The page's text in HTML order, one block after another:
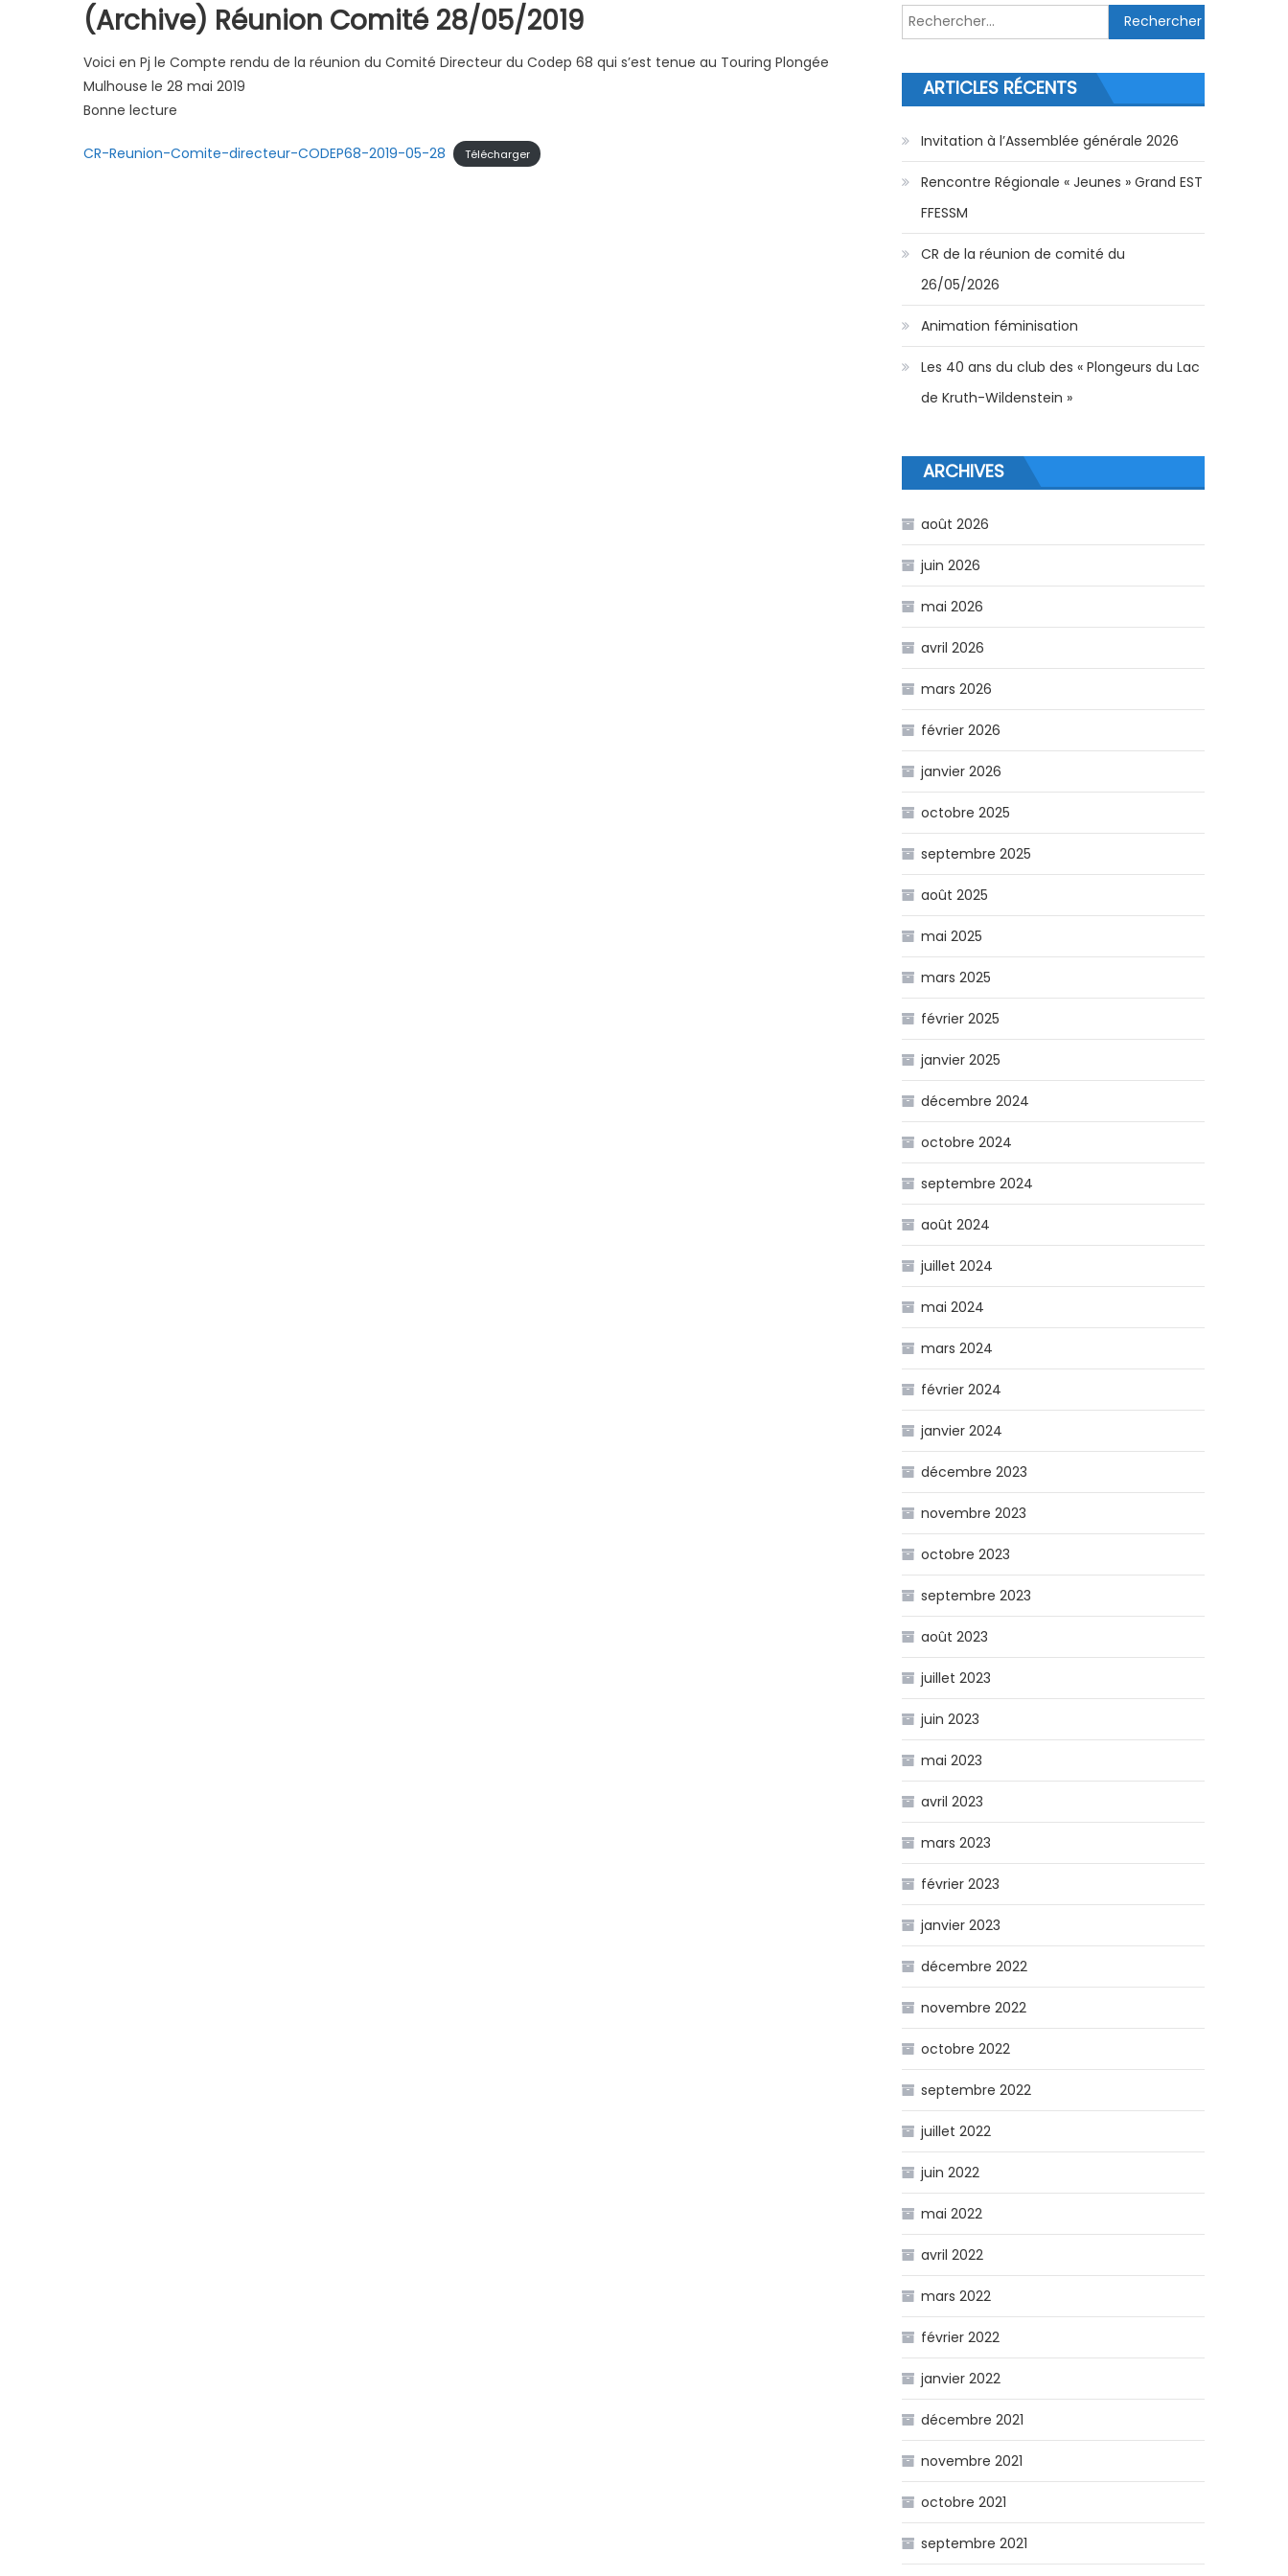
(Archive) Réunion Comité 28/05/2019
Voici en Pj le Compte rendu de la réunion du Comité Directeur du Codep 68 qui s’est tenue au Touring Plongée
Mulhouse le 28 mai 2019
Bonne lecture
CR-Reunion-Comite-directeur-CODEP68-2019-05-28 Télécharger
Rechercher :
ARTICLES RÉCENTS
Invitation à l’Assemblée générale 2026
Rencontre Régionale « Jeunes » Grand EST
FFESSM
CR de la réunion de comité du
26/05/2026
Animation féminisation
Les 40 ans du club des « Plongeurs du Lac
de Kruth-Wildenstein »
ARCHIVES
août 2026
juin 2026
mai 2026
avril 2026
mars 2026
février 2026
janvier 2026
octobre 2025
septembre 2025
août 2025
mai 2025
mars 2025
février 2025
janvier 2025
décembre 2024
octobre 2024
septembre 2024
août 2024
juillet 2024
mai 2024
mars 2024
février 2024
janvier 2024
décembre 2023
novembre 2023
octobre 2023
septembre 2023
août 2023
juillet 2023
juin 2023
mai 2023
avril 2023
mars 2023
février 2023
janvier 2023
décembre 2022
novembre 2022
octobre 2022
septembre 2022
juillet 2022
juin 2022
mai 2022
avril 2022
mars 2022
février 2022
janvier 2022
décembre 2021
novembre 2021
octobre 2021
septembre 2021